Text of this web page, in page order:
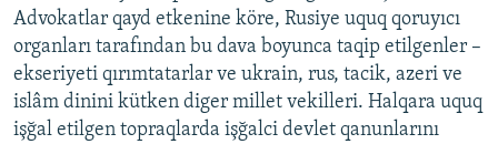
Advokatlar qayd etkenine köre, Rusiye uquq qoruyıcı
organları tarafından bu dava boyunca taqip etilgenler –
ekseriyeti qırımtatarlar ve ukrain, rus, tacik, azeri ve
islâm dinini kütken diger millet vekilleri. Halqara uquq
işğal etilgen topraqlarda işğalci devlet qanunlarını